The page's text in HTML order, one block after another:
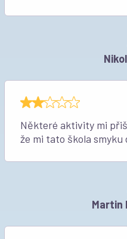
Některé aktivity mi
že mi tato škola smyku
Martin